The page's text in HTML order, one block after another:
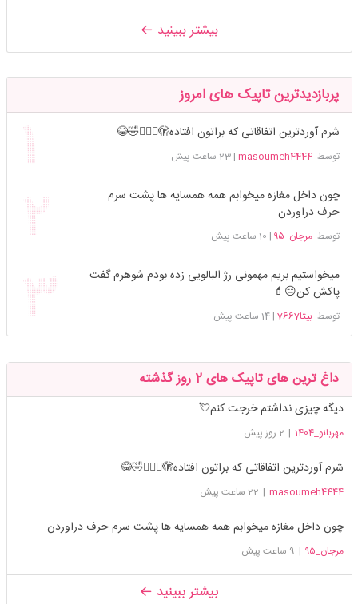
بیشتر ببینید
پربازدیدترین تاپیک های امروز
شرم آوردترین اتفاقاتی که براتون افتاده🫣🤦🏻‍♀️🤣😂
توسطmasoumeh4444
|23 ساعت پیش
چون داخل مغازه میخوابم همه همسایه ها پشت سرم
حرف دراوردن
توسطمرجان_۹۵ | 10 ساعت پیش
میخواستیم بریم مهمونی رژ البالویی زده بودم شوهرم گفت
پاکش کن😑💄
توسطبیتا7667 |14 ساعت پیش
داغ ترین های تاپیک های 2 روز گذشته
دیگه چیزی نداشتم خرجت کنم💘
مهربانو_1404 | 2 روز پیش
شرم آوردترین اتفاقاتی که براتون افتاده🫣🤦🏻‍♀️🤣😂
masoumeh4444
| 22 ساعت پیش
چون داخل مغازه میخوابم همه همسایه ها پشت سرم حرف دراوردن
مرجان_۹۵ | 9 ساعت پیش
بیشتر ببینید